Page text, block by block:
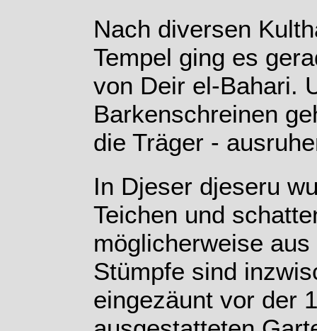
Nach diversen
Tempel ging es
von Deir el-Bahari.
Barkenschreinen
die Träger -
In Djeser djeseru
Teichen und
möglicherweise
Stümpfe sind
eingezäunt vor der